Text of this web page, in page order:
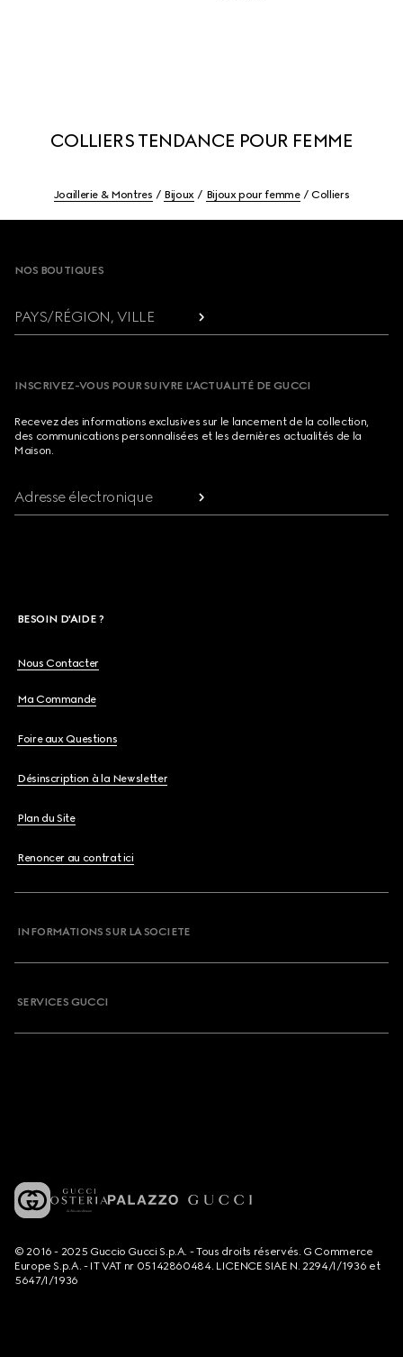
COLLIERS TENDANCE POUR FEMME
Joaillerie & Montres Bijoux Bijoux pour femme Colliers
NOS BOUTIQUES
PAYS/RÉGION, VILLE
INSCRIVEZ-VOUS POUR SUIVRE L’ACTUALITÉ DE GUCCI
Recevez des informations exclusives sur le lancement de la collection,
des communications personnalisées et les dernières actualités de la
Maison.
Adresse électronique
BESOIN D'AIDE ?
Nous Contacter
Ma Commande
Foire aux Questions
Désinscription à la Newsletter
Plan du Site
Renoncer au contrat ici
INFORMATIONS SUR LA SOCIETE
SERVICES GUCCI
© 2016 - 2025 Guccio Gucci S.p.A. - Tous droits réservés. G Commerce
Europe S.p.A. - IT VAT nr 05142860484. LICENCE SIAE N. 2294/I/1936 et
5647/I/1936